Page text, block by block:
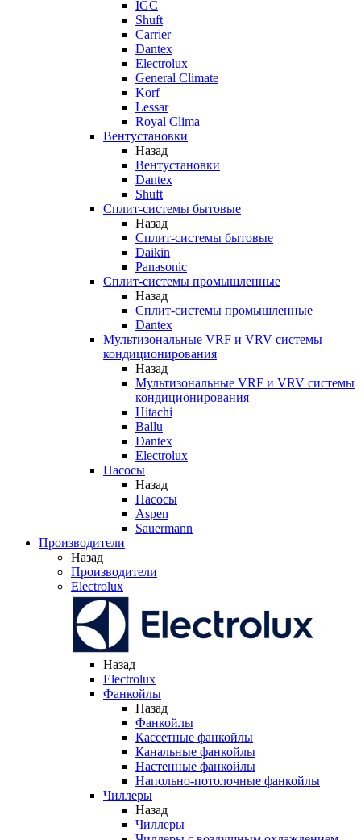
IGC
Shuft
Carrier
Dantex
Electrolux
General Climate
Korf
Lessar
Royal Clima
Вентустановки
Назад
Вентустановки
Dantex
Shuft
Сплит-системы бытовые
Назад
Сплит-системы бытовые
Daikin
Panasonic
Сплит-системы промышленные
Назад
Сплит-системы промышленные
Dantex
Мультизональные VRF и VRV системы
кондиционирования
Назад
Мультизональные VRF и VRV системы
кондиционирования
Hitachi
Ballu
Dantex
Electrolux
Насосы
Назад
Насосы
Aspen
Sauermann
Производители
Назад
Производители
Electrolux
Назад
Electrolux
Фанкойлы
Назад
Фанкойлы
Кассетные фанкойлы
Канальные фанкойлы
Настенные фанкойлы
Напольно-потолочные фанкойлы
Чиллеры
Назад
Чиллеры